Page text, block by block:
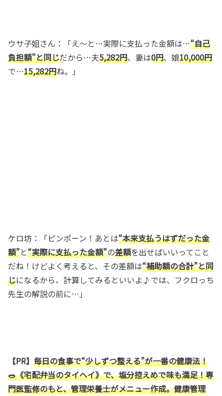
ウサ子姐さん：「え～と…実際に支払った金額は…“自己
負担額”と同じだから…夫5,282円、妻は0円、娘10,000円
で…15,282円ね。」
ケロ坊：「ピンポーン！あとは“本来支払うはずだった金
額”と“実際に支払った金額”の差額を出せばいいってこと
だね！けどよく考えると、その差額は“補助額の合計”と同
じになるから、計算してみるといいよ♪では、フクロっち
先生の解説の前に…」
【PR】 毎日の食事で“少しずつ整える”が一番の健康法！
🥗《宅配弁当のタイヘイ》で、塩分控えめで味も満足！専
門医監修のもと、管理栄養士がメニュー作成。健康管理